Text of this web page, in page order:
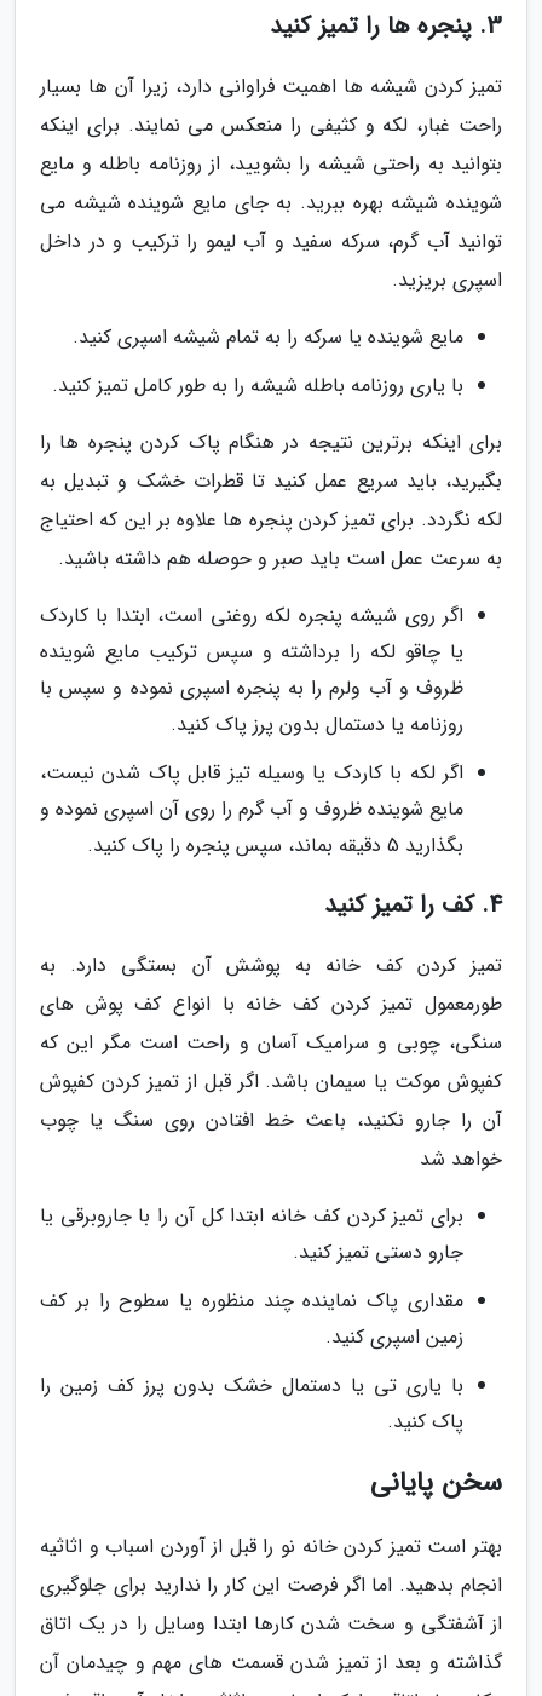
3. پنجره ها را تمیز کنید
تمیز کردن شیشه ها اهمیت فراوانی دارد، زیرا آن ها بسیار
راحت غبار، لکه و کثیفی را منعکس می نمایند. برای اینکه
بتوانید به راحتی شیشه را بشویید، از روزنامه باطله و مایع
شوینده شیشه بهره ببرید. به جای مایع شوینده شیشه می
توانید آب گرم، سرکه سفید و آب لیمو را ترکیب و در داخل
اسپری بریزید.
مایع شوینده یا سرکه را به تمام شیشه اسپری کنید.
با یاری روزنامه باطله شیشه را به طور کامل تمیز کنید.
برای اینکه برترین نتیجه در هنگام پاک کردن پنجره ها را
بگیرید، باید سریع عمل کنید تا قطرات خشک و تبدیل به
لکه نگردد. برای تمیز کردن پنجره ها علاوه بر این که احتیاج
به سرعت عمل است باید صبر و حوصله هم داشته باشید.
اگر روی شیشه پنجره لکه روغنی است، ابتدا با کاردک
یا چاقو لکه را برداشته و سپس ترکیب مایع شوینده
ظروف و آب ولرم را به پنجره اسپری نموده و سپس با
روزنامه یا دستمال بدون پرز پاک کنید.
اگر لکه با کاردک یا وسیله تیز قابل پاک شدن نیست،
مایع شوینده ظروف و آب گرم را روی آن اسپری نموده و
بگذارید 5 دقیقه بماند، سپس پنجره را پاک کنید.
4. کف را تمیز کنید
تمیز کردن کف خانه به پوشش آن بستگی دارد. به
طورمعمول تمیز کردن کف خانه با انواع کف پوش های
سنگی، چوبی و سرامیک آسان و راحت است مگر این که
کفپوش موکت یا سیمان باشد. اگر قبل از تمیز کردن کفپوش
آن را جارو نکنید، باعث خط افتادن روی سنگ یا چوب
خواهد شد
برای تمیز کردن کف خانه ابتدا کل آن را با جاروبرقی یا
جارو دستی تمیز کنید.
مقداری پاک نماینده چند منظوره یا سطوح را بر کف
زمین اسپری کنید.
با یاری تی یا دستمال خشک بدون پرز کف زمین را
پاک کنید.
سخن پایانی
بهتر است تمیز کردن خانه نو را قبل از آوردن اسباب و اثاثیه
انجام بدهید. اما اگر فرصت این کار را ندارید برای جلوگیری
از آشفتگی و سخت شدن کارها ابتدا وسایل را در یک اتاق
گذاشته و بعد از تمیز شدن قسمت های مهم و چیدمان آن